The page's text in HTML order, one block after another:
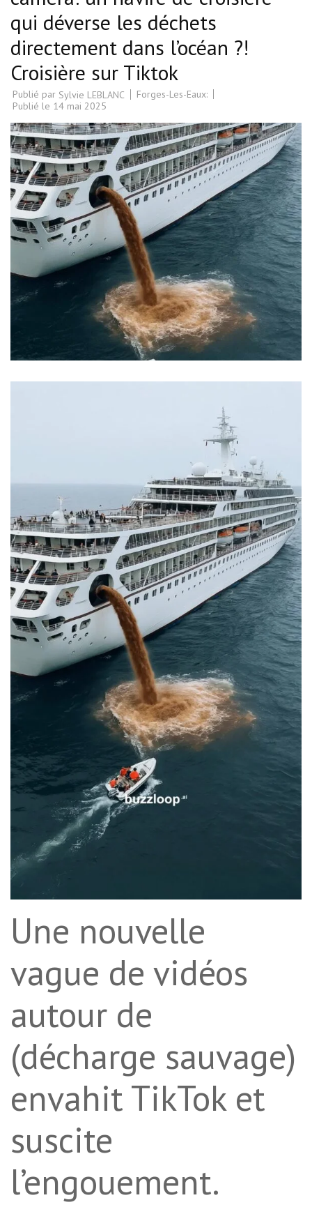
qui déverse les déchets
directement dans l’océan ?!
Croisière sur Tiktok
Publié par Sylvie LEBLANC
Forges-Les-Eaux:
Publié le 14 mai 2025
Une nouvelle
vague de vidéos
autour de
(décharge sauvage)
envahit TikTok et
suscite
l’engouement.